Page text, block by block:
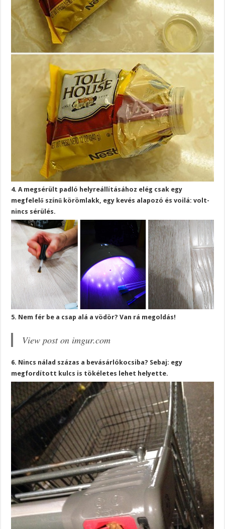
4. A megsérült padló helyreállításához elég csak egy
megfelelő színű körömlakk, egy kevés alapozó és voilá: volt-
nincs sérülés.
5. Nem fér be a csap alá a vödör? Van rá megoldás!
View post on imgur.com
6. Nincs nálad százas a bevásárlókocsiba? Sebaj: egy
megfordított kulcs is tökéletes lehet helyette.